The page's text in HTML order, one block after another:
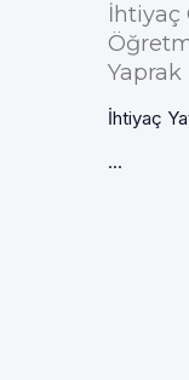
İhtiyaç
Yaprak
İhtiyaç
...